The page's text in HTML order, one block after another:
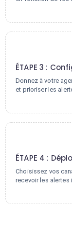
ÉTAPE 3 :
Donnez à votre
et prioriser les
ÉTAPE 4 :
Choisissez vos
recevoir les alertes